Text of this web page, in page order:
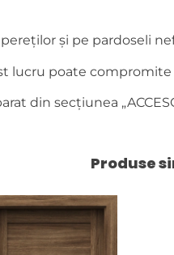
și pe pardoseli
lucru poate
din secțiunea
Produse